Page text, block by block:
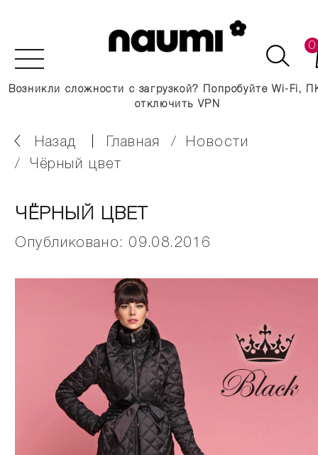
0
Возникли сложности с загрузкой? Попробуйте Wi-Fi,
отключить VPN
Назад главная
новости
чёрный цвет
ЧЁРНЫЙ ЦВЕТ
Опубликовано: 09.08.2016